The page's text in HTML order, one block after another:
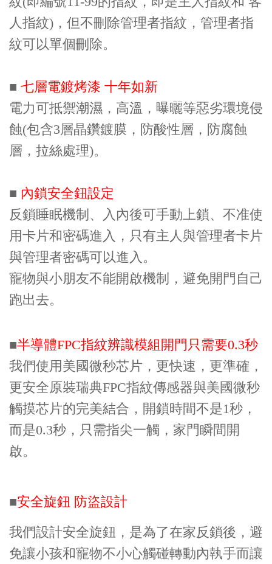
人指紋)，但不刪除管理者指紋，管理者指
紋可以單個刪除。
■ 七層電鍍烤漆 十年如新
電力可抵禦潮濕，高溫，曝曬等惡劣環境侵
蝕(包含3層晶鑽鍍膜，防酸性層，防腐蝕
層，拉絲處理)。
■ 內鎖安全鈕設定
反鎖睡眠機制、入內後可手動上鎖、不准使
用卡片和密碼進入，只有主人與管理者卡片
與管理者密碼可以進入。
寵物與小朋友不能開啟機制，避免開門自己
跑出去。
■半導體FPC指紋辨識模組開門只需要0.3秒
我們使用美國微秒芯片，更快速，更準確，
更安全原裝瑞典FPC指紋傳感器與美國微秒
觸摸芯片的完美結合，開鎖時間不是1秒，
而是0.3秒，只需指尖一觸，家門瞬間開
啟。
■安全旋鈕 防盜設計
我們設計安全旋鈕，是為了在家反鎖後，避
免讓小孩和寵物不小心觸碰轉動內執手而讓